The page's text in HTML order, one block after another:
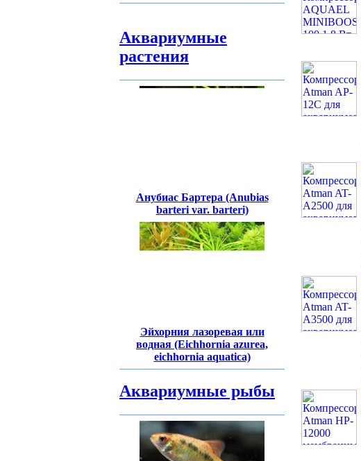
Аквариумные
растения
Анубиас Бартера (Anubias
barteri var. barteri)
Эйхорния лазоревая или
водная (Eichhornia azurea,
eichhornia aquatica)
Аквариумные рыбы